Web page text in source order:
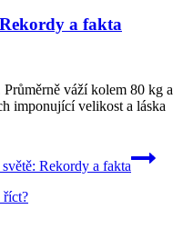
a fakta
váží kolem 80 kg a
imponující velikost a láska
Rekordy a fakta